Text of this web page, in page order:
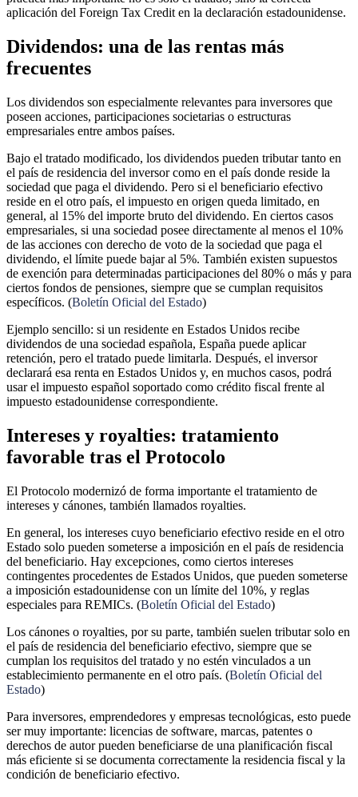
aplicación del Foreign Tax Credit en la declaración estadounidense.
Dividendos: una de las rentas más
frecuentes
Los dividendos son especialmente relevantes para inversores que
poseen acciones, participaciones societarias o estructuras
empresariales entre ambos países.
Bajo el tratado modificado, los dividendos pueden tributar tanto en
el país de residencia del inversor como en el país donde reside la
sociedad que paga el dividendo. Pero si el beneficiario efectivo
reside en el otro país, el impuesto en origen queda limitado, en
general, al 15% del importe bruto del dividendo. En ciertos casos
empresariales, si una sociedad posee directamente al menos el 10%
de las acciones con derecho de voto de la sociedad que paga el
dividendo, el límite puede bajar al 5%. También existen supuestos
de exención para determinadas participaciones del 80% o más y para
ciertos fondos de pensiones, siempre que se cumplan requisitos
específicos. (Boletín Oficial del Estado)
Ejemplo sencillo: si un residente en Estados Unidos recibe
dividendos de una sociedad española, España puede aplicar
retención, pero el tratado puede limitarla. Después, el inversor
declarará esa renta en Estados Unidos y, en muchos casos, podrá
usar el impuesto español soportado como crédito fiscal frente al
impuesto estadounidense correspondiente.
Intereses y royalties: tratamiento
favorable tras el Protocolo
El Protocolo modernizó de forma importante el tratamiento de
intereses y cánones, también llamados royalties.
En general, los intereses cuyo beneficiario efectivo reside en el otro
Estado solo pueden someterse a imposición en el país de residencia
del beneficiario. Hay excepciones, como ciertos intereses
contingentes procedentes de Estados Unidos, que pueden someterse
a imposición estadounidense con un límite del 10%, y reglas
especiales para REMICs. (Boletín Oficial del Estado)
Los cánones o royalties, por su parte, también suelen tributar solo en
el país de residencia del beneficiario efectivo, siempre que se
cumplan los requisitos del tratado y no estén vinculados a un
establecimiento permanente en el otro país. (Boletín Oficial del
Estado)
Para inversores, emprendedores y empresas tecnológicas, esto puede
ser muy importante: licencias de software, marcas, patentes o
derechos de autor pueden beneficiarse de una planificación fiscal
más eficiente si se documenta correctamente la residencia fiscal y la
condición de beneficiario efectivo.